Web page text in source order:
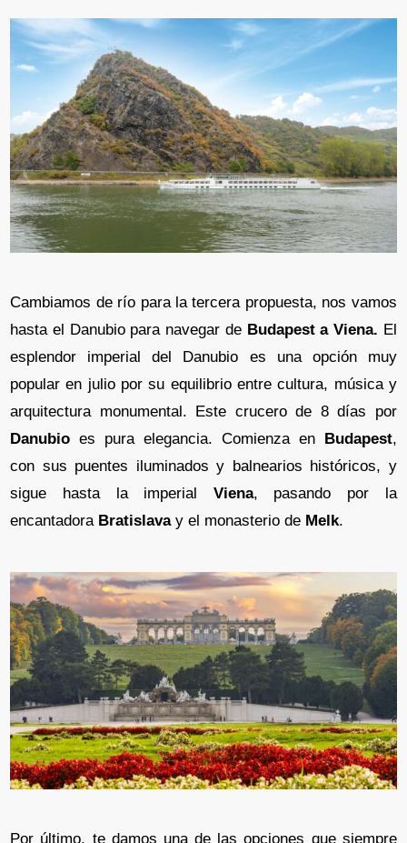
Cambiamos de río para la tercera propuesta, nos vamos
hasta el Danubio para navegar de Budapest a Viena. El
esplendor imperial del Danubio es una opción muy
popular en julio por su equilibrio entre cultura, música y
arquitectura monumental. Este crucero de 8 días por
Danubio es pura elegancia. Comienza en Budapest,
con sus puentes iluminados y balnearios históricos, y
sigue hasta la imperial Viena, pasando por la
encantadora Bratislavay el monasterio de Melk.
Por último, te damos una de las opciones que siempre